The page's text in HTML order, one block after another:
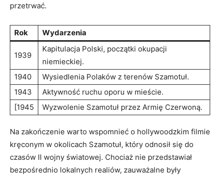
przetrwać.
Rok Wydarzenia
1939
Kapitulacja Polski, początki okupacji
niemieckiej.
1940
Wysiedlenia Polaków z terenów Szamotuł.
1943
Aktywność ruchu oporu w mieście.
[1945
Wyzwolenie Szamotuł przez Armię Czerwoną.
Na zakończenie warto wspomnieć o hollywoodzkim filmie
kręconym w okolicach Szamotuł, który odnosił się do
czasów II wojny światowej. Chociaż nie przedstawiał
bezpośrednio lokalnych realiów, zauważalne były